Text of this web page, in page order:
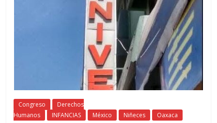
Congreso
Derechos
Humanos
INFANCIAS México Niñeces Oaxaca